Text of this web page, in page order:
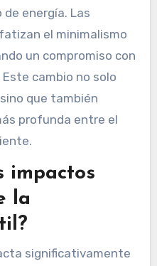
energía. Las
el minimalismo
un compromiso con
cambio no solo
que también
profunda entre el
impactos
la
significativamente